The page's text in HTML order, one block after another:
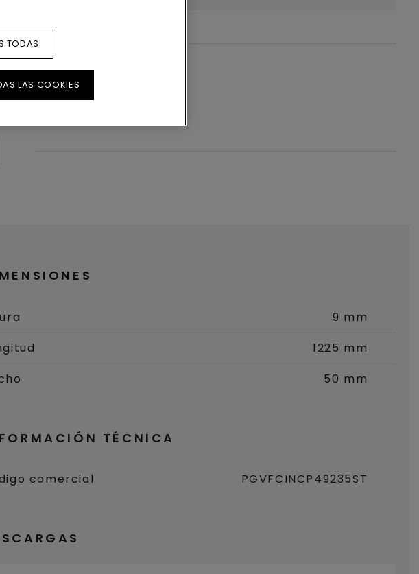
9 mm
1225 mm
50 mm
TÉCNICA
comercial PGVFCINCP49235ST
TODAS
LAS COOKIES